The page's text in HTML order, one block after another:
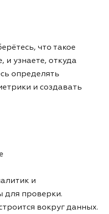
что такое
и узнаете, откуда
определять
и создавать
и
для проверки.
вокруг данных.